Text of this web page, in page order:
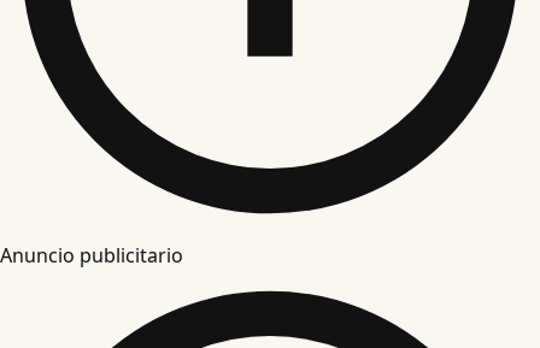
Anuncio publicitario